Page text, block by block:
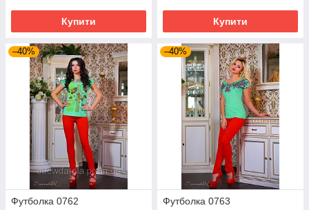
Купити Купити
–40%
Футболка 0762
–40%
Футболка 0763